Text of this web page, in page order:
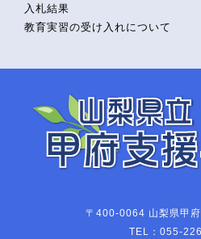
入札結果
教育実習の受け入れについて
〒400-0064 山梨県甲
TEL：055-